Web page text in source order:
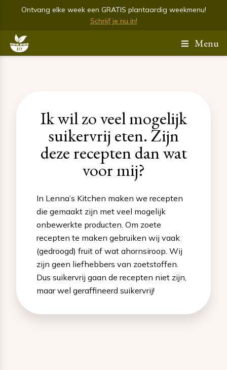
Ontvang elke week een GRATIS plantaardig weekmenu!
Schrijf je nu in!
Menu
Ik wil zo veel mogelijk
suikervrij eten. Zijn
deze recepten dan wat
voor mij?
In Lenna’s Kitchen maken we recepten
die gemaakt zijn met veel mogelijk
onbewerkte producten. Om zoete
recepten te maken gebruiken wij vaak
(gedroogd) fruit of wat ahornsiroop. Wij
zijn geen liefhebbers van zoetstoffen.
Dus suikervrij gaan de recepten niet zijn,
maar wel geraffineerd suikervrij!